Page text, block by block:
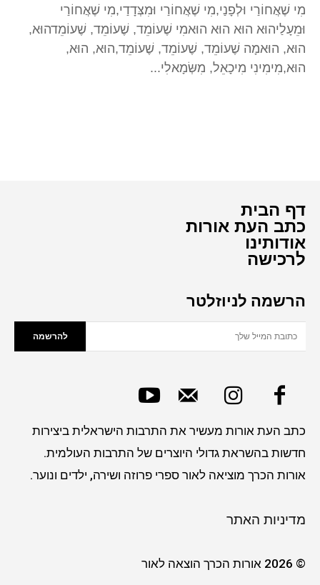
מִי שֶׁאֲחוֹרַי וּלְפָנַי,מִי שֶׁאֲחוֹרַי וּמִצְּדָדַי,מִי שֶׁאֲחוֹרַי
וּמֵעָלַיהוּא הוּא הוּא הוּאמִי שֶׁעוֹמֵד, שֶׁעוֹמֵד, שֶׁעוֹמֵדהוּא,
הוּא, הוּאמָה שֶׁעוֹמֵד, שֶׁעוֹמֵד, שֶׁעוֹמֵד,הוּא, הוּא,
הוּא,מִימִינִי מִיכָאֵל, מִשְּׂמָאלִי...
דף הבית
כתב העת אורות
אודותינו
לרכישה
הרשמה לניוזלטר
להרשמה
כתב העת אורות מעשיר את התרבות הישראלית ביצירות
חדשות בהשראת גדולי היוצרים של התרבות העולמית.
אורות הכרך מוציאה לאור ספרי פרוזה ושירה, ילדים ונוער.
מדיניות האתר
© 2026 אורות הכרך הוצאה לאור